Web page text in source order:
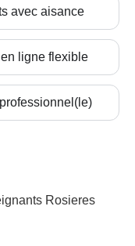
avec aisance
ligne flexible